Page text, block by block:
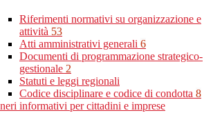
Riferimenti normativi su organizzazione e
attività 53
Atti amministrativi generali 6
Documenti di programmazione strategico-
gestionale 2
Statuti e leggi regionali
Codice disciplinare e codice di condotta 8
informativi per cittadini e imprese